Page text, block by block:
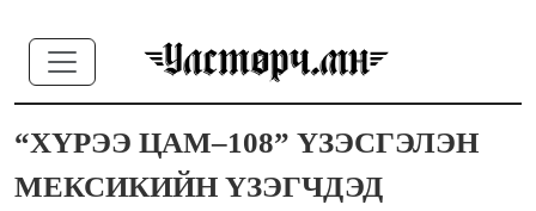
“ХҮРЭЭ ЦАМ–108” ҮЗЭСГЭЛЭН
МЕКСИКИЙН ҮЗЭГЧДЭД